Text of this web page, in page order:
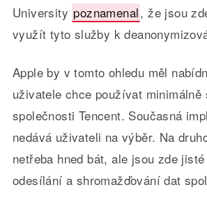
University poznamenal, že jsou
využít tyto služby k
Apple by v tomto ohledu měl
uživatele chce používat minimálně
společnosti Tencent. Současná
nedává uživateli na výběr. Na
netřeba hned bát, ale jsou zde
odesílání a shromažďování dat